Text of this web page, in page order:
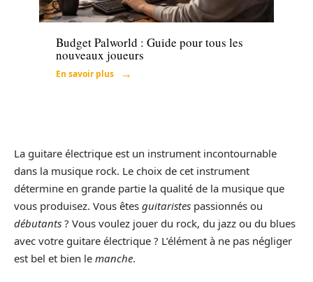
Tech
Budget Palworld : Guide pour tous les
nouveaux joueurs
En savoir plus
La guitare électrique est un instrument incontournable
dans la musique rock. Le choix de cet instrument
détermine en grande partie la qualité de la musique que
vous produisez. Vous êtes guitaristes passionnés ou
débutants ? Vous voulez jouer du rock, du jazz ou du blues
avec votre guitare électrique ? L’élément à ne pas négliger
est bel et bien le manche.